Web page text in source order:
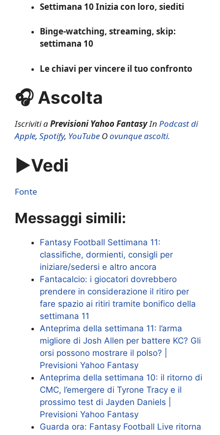
Settimana 10 Inizia con loro, siediti
Binge-watching, streaming, skip:
settimana 10
Le chiavi per vincere il tuo confronto
🎧 Ascolta
Iscriviti aPrevisioni Yahoo FantasyIn Podcast di
Apple, Spotify, YouTube Oovunque ascolti.
▶️Vedi
Fonte
Messaggi simili:
Fantasy Football Settimana 11:
classifiche, dormienti, consigli per
iniziare/sedersi e altro ancora
Fantacalcio: i giocatori dovrebbero
prendere in considerazione il ritiro per
fare spazio ai ritiri tramite bonifico della
settimana 11
Anteprima della settimana 11: l’arma
migliore di Josh Allen per battere KC? Gli
orsi possono mostrare il polso? |
Previsioni Yahoo Fantasy
Anteprima della settimana 10: il ritorno di
CMC, l’emergere di Tyrone Tracy e il
prossimo test di Jayden Daniels |
Previsioni Yahoo Fantasy
Guarda ora: Fantasy Football Live ritorna